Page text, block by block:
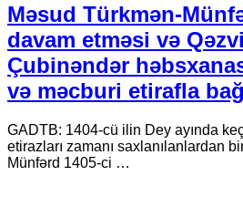
Məsud Türkmən-
davam etməsi və
Çubinəndər
və məcburi etirafla
GADTB: 1404-cü ilin Dey ayında
etirazları zamanı saxlanılanlardan
Münfərd 1405-ci …